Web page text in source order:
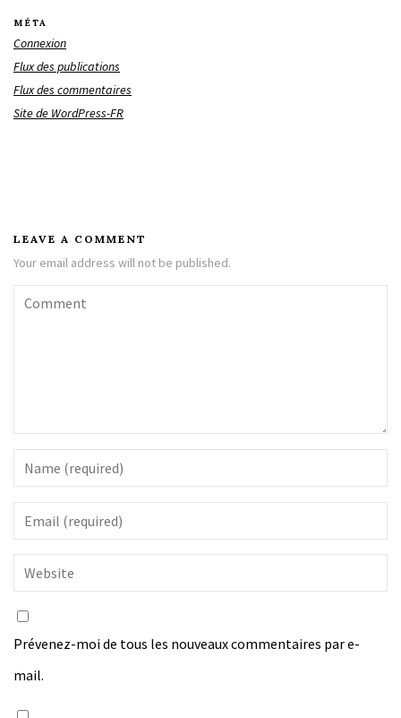
MÉTA
Connexion
Flux des publications
Flux des commentaires
Site de WordPress-FR
LEAVE A COMMENT
Your email address will not be published.
Prévenez-moi de tous les nouveaux commentaires par e-
mail.